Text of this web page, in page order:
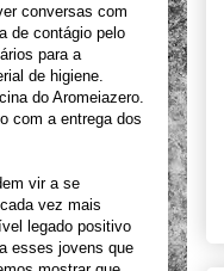
conversas com
de contágio pelo
para a
de higiene.
do Aromeiazero.
com a entrega dos
vir a se
vez mais
legado positivo
esses jovens que